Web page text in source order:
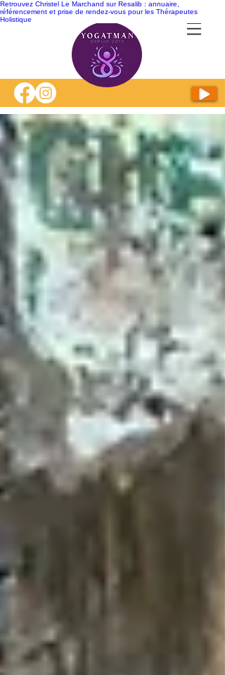
Retrouvez Christel Le Marchand sur Resalib : annuaire,
référencement et prise de rendez-vous pour les Thérapeutes
Holistique